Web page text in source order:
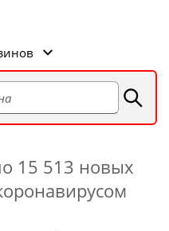
15 513 новых